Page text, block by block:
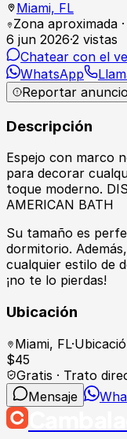
Miami, FL
Zona aproximada
6 jun 2026·2 vistas
Chatear con el
WhatsApp
Reportar anuncio
Descripción
Espejo con marco
para decorar
toque moderno.
AMERICAN BATH
Su tamaño es
dormitorio.
cualquier estilo de
¡no te lo pierdas!
Ubicación
Miami, FL·
$45
Gratis · Trato
Mensaje